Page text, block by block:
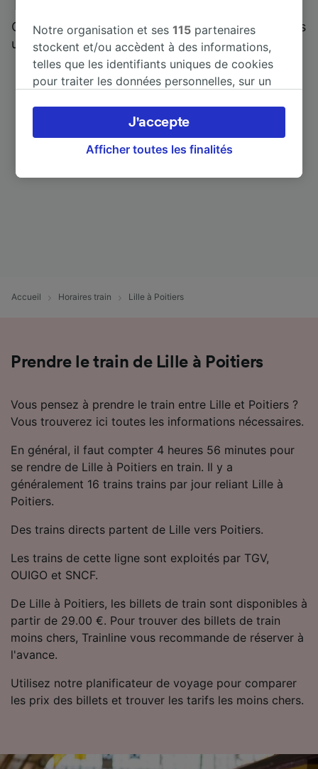
Qui mieux pour parler de nous, que ceux qui nous
utilisent ?
Accueil Horaires train Lille à Poitiers
Prendre le train de Lille à Poitiers
Vous pensez à prendre le train entre Lille et Poitiers ?
Vous trouverez ici toutes les informations nécessaires.
En général, il faut compter 4 heures 56 minutes pour
se rendre de Lille à Poitiers en train. Il y a
généralement 16 trains trains par jour reliant Lille à
Poitiers.
Des trains directs partent de Lille vers Poitiers.
Les trains de cette ligne sont exploités par TGV,
OUIGO et SNCF.
De Lille à Poitiers, les billets de train sont disponibles à
partir de 29.00 €. Pour trouver des billets de train
moins chers, Trainline vous recommande de réserver à
l'avance.
Utilisez notre planificateur de voyage pour comparer
les prix des billets et trouver les tarifs les moins chers.
Notre organisation et ses115 partenaires
stockent et/ou accèdent à des informations,
telles que les identifiants uniques de cookies
pour traiter les données personnelles, sur un
préférences, notamment en exerçant votre
droit d’opposition à l’intérêt légitime, en
cliquant ci-dessous ou à tout moment sur la
externes, traitent des données selon les
caractéristiques de l’appareil pour
contenu personnalisés, mesure de
performance des publicités et du contenu,
études d’audience et développement de
services.
Liste de nos partenaires (fournisseurs)
Afficher toutes les finalités
J'accepte